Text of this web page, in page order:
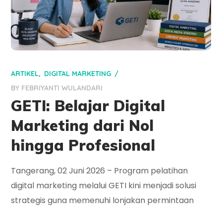
ARTIKEL
DIGITAL MARKETING
BY FEBRIYANTI WULANDARI
GETI: Belajar Digital
Marketing dari Nol
hingga Profesional
Tangerang, 02 Juni 2026 – Program pelatihan
digital marketing melalui GETI kini menjadi solusi
strategis guna memenuhi lonjakan permintaan